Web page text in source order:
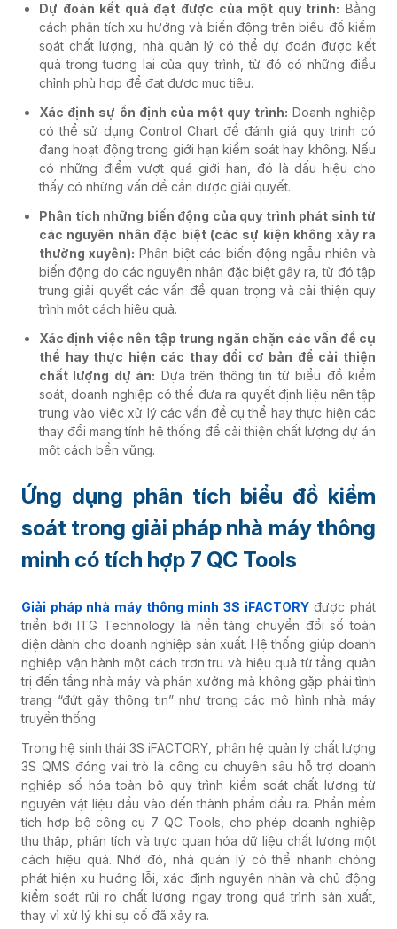
Dự đoán kết quả đạt được của một quy trình: Bằng
cách phân tích xu hướng và biến động trên biểu đồ kiểm
soát chất lượng, nhà quản lý có thể dự đoán được kết
quả trong tương lai của quy trình, từ đó có những điều
chỉnh phù hợp để đạt được mục tiêu.
Xác định sự ổn định của một quy trình: Doanh nghiệp
có thể sử dụng Control Chart để đánh giá quy trình có
đang hoạt động trong giới hạn kiểm soát hay không. Nếu
có những điểm vượt quá giới hạn, đó là dấu hiệu cho
thấy có những vấn đề cần được giải quyết.
Phân tích những biến động của quy trình phát sinh từ
các nguyên nhân đặc biệt (các sự kiện không xảy ra
thường xuyên): Phân biệt các biến động ngẫu nhiên và
biến động do các nguyên nhân đặc biệt gây ra, từ đó tập
trung giải quyết các vấn đề quan trọng và cải thiện quy
trình một cách hiệu quả.
Xác định việc nên tập trung ngăn chặn các vấn đề cụ
thể hay thực hiện các thay đổi cơ bản để cải thiện
chất lượng dự án: Dựa trên thông tin từ biểu đồ kiểm
soát, doanh nghiệp có thể đưa ra quyết định liệu nên tập
trung vào việc xử lý các vấn đề cụ thể hay thực hiện các
thay đổi mang tính hệ thống để cải thiện chất lượng dự án
một cách bền vững.
Ứng dụng phân tích biểu đồ kiểm
soát trong giải pháp nhà máy thông
minh có tích hợp 7 QC Tools
Giải pháp nhà máy thông minh 3S iFACTORYđược phát
triển bởi ITG Technology là nền tảng chuyển đổi số toàn
diện dành cho doanh nghiệp sản xuất. Hệ thống giúp doanh
nghiệp vận hành một cách trơn tru và hiệu quả từ tầng quản
trị đến tầng nhà máy và phân xưởng mà không gặp phải tình
trạng “đứt gãy thông tin” như trong các mô hình nhà máy
truyền thống.
Trong hệ sinh thái 3S iFACTORY, phân hệ quản lý chất lượng
3S QMS đóng vai trò là công cụ chuyên sâu hỗ trợ doanh
nghiệp số hóa toàn bộ quy trình kiểm soát chất lượng từ
nguyên vật liệu đầu vào đến thành phẩm đầu ra. Phần mềm
tích hợp bộ công cụ 7 QC Tools, cho phép doanh nghiệp
thu thập, phân tích và trực quan hóa dữ liệu chất lượng một
cách hiệu quả. Nhờ đó, nhà quản lý có thể nhanh chóng
phát hiện xu hướng lỗi, xác định nguyên nhân và chủ động
kiểm soát rủi ro chất lượng ngay trong quá trình sản xuất,
thay vì xử lý khi sự cố đã xảy ra.